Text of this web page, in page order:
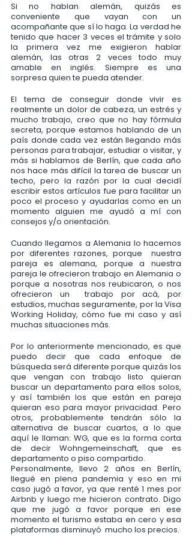
Si no hablan alemán, quizás es
conveniente que vayan con un
acompañante que sí lo haga. La verdad he
tenido que hacer 3 veces el trámite y solo
la primera vez me exigieron hablar
alemán, las otras 2 veces todo muy
amable en inglés. Siempre es una
sorpresa quien te pueda atender.
El tema de conseguir donde vivir es
realmente un dolor de cabeza, un estrés y
mucho trabajo, creo que no hay fórmula
secreta, porque estamos hablando de un
país donde cada vez están llegando más
personas para trabajar, estudiar o visitar, y
más si hablamos de Berlín, que cada año
nos hace más difícil la tarea de buscar un
techo, pero la razón por la cual decidí
escribir estos artículos fue para facilitar un
poco el proceso y ayudarlas como en un
momento alguien me ayudó a mí con
consejos y/o orientación.
Cuando llegamos a Alemania lo hacemos
por diferentes razones, porque  nuestra
pareja es alemana, porque a nuestra
pareja le ofrecieron trabajo en Alemania o
porque a nosotras nos reubicaron, o nos
ofrecieron un  trabajo por acá, por
estudios, muchas seguramente, por la Visa
Working Holiday, cómo fue mi caso y así
muchas situaciones más.
Por lo anteriormente mencionado, es que
puedo decir que cada enfoque de
búsqueda será diferente porque quizás los
que vengan con trabajo listo quieran
buscar un departamento para ellos solos,
y así también los que están en pareja
quieran eso para mayor privacidad. Pero
otros, probablemente tendrán sólo la
alternativa de buscar cuartos, a lo que
aquí le llaman: WG, que es la forma corta
de decir Wohngemeinschaft, que es
departamento o piso compartido.
Personalmente, llevo 2 años en Berlín,
llegué en plena pandemia y eso en mi
caso jugó a favor, ya que renté 1 mes por
Airbnb y luego me hicieron contrato. Digo
que me jugó a favor porque en ese
momento el turismo estaba en cero y esa
plataformas disminuyó  mucho los precios.